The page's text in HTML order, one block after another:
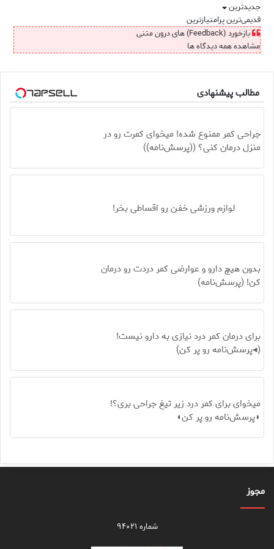
جدیدترین
قدیمی‌ترینپرامتیازترین
بازخورد (Feedback) های درون متنی
مشاهده همه دیدگاه ها
مطالب پیشنهادی
جراحی کمر ممنوع شده! میخوای کمرت رو در
منزل درمان کنی؟ ((پرسش‌نامه))
لوازم ورزشی خفن رو اقساطی بخر!
بدون هیچ دارو و عوارضی کمر دردت رو درمان
کن! (پرسش‌نامه)
برای درمان کمر درد نیازی به دارو نیست!
(◂پرسش‌نامه رو پر کن)
میخوای برای کمر درد زیر تیغ جراحی بری؟!
◗پرسش‌نامه رو پر کن◖
مجوز
شماره ۹۴۰۲۱